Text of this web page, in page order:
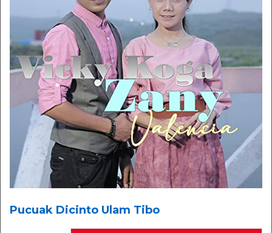
Pucuak Dicinto Ulam Tibo